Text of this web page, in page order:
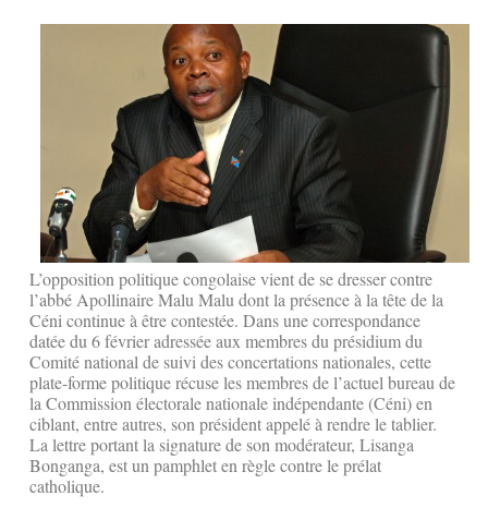
L’opposition politique congolaise vient de se dresser contre
l’abbé Apollinaire Malu Malu dont la présence à la tête de la
Céni continue à être contestée. Dans une correspondance
datée du 6 février adressée aux membres du présidium du
Comité national de suivi des concertations nationales, cette
plate-forme politique récuse les membres de l’actuel bureau de
la Commission électorale nationale indépendante (Céni) en
ciblant, entre autres, son président appelé à rendre le tablier.
La lettre portant la signature de son modérateur, Lisanga
Bonganga, est un pamphlet en règle contre le prélat
catholique.